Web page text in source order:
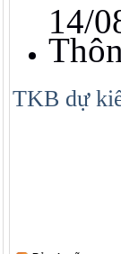
14/
TKB dự